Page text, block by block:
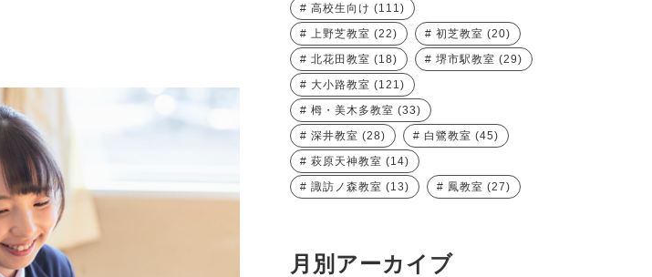
高校生向け (111)
上野芝教室 (22) 初芝教室 (20)
北花田教室 (18) 堺市駅教室 (29)
大小路教室 (121)
栂・美木多教室 (33)
深井教室 (28) 白鷺教室 (45)
萩原天神教室 (14)
諏訪ノ森教室 (13) 鳳教室 (27)
月別アーカイブ